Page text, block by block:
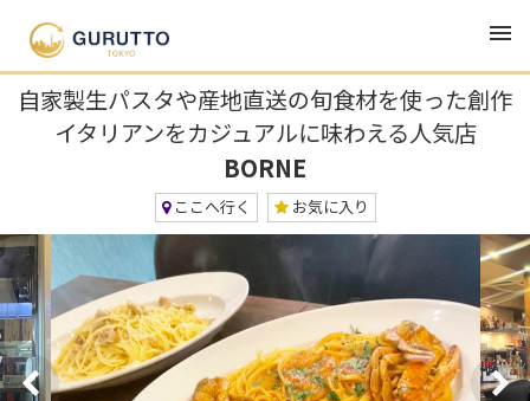
TOP
自家製生パスタや産地直送の旬食材を使った創作
イタリアンをカジュアルに味わえる人気店
BORNE
ここへ行く お気に入り